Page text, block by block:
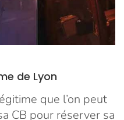
de Lyon
que l’on peut
CB pour réserver sa